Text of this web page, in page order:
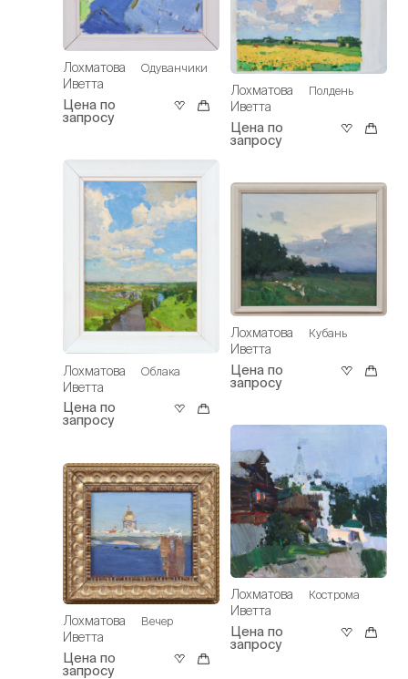
Лохматова
Иветта
Одуванчики
Цена по
запросу
Лохматова
Иветта
Облака
Цена по
запросу
Лохматова
Иветта
Вечер
Цена по
запросу
Лохматова
Иветта
Полдень
Цена по
запросу
Лохматова
Иветта
Кубань
Цена по
запросу
Лохматова
Иветта
Кострома
Цена по
запросу